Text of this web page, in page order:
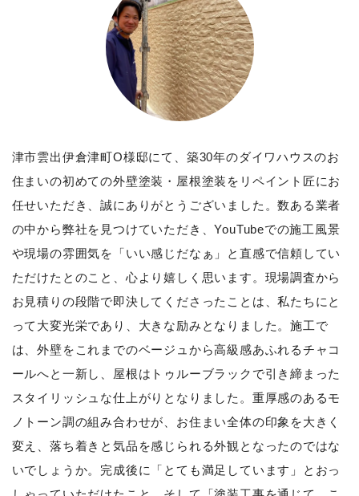
津市雲出伊倉津町O様邸にて、築30年のダイワハウスのお
住まいの初めての外壁塗装・屋根塗装をリペイント匠にお
任せいただき、誠にありがとうございました。数ある業者
の中から弊社を見つけていただき、YouTubeでの施工風景
や現場の雰囲気を「いい感じだなぁ」と直感で信頼してい
ただけたとのこと、心より嬉しく思います。現場調査から
お見積りの段階で即決してくださったことは、私たちにと
って大変光栄であり、大きな励みとなりました。施工で
は、外壁をこれまでのベージュから高級感あふれるチャコ
ールへと一新し、屋根はトゥルーブラックで引き締まった
スタイリッシュな仕上がりとなりました。重厚感のあるモ
ノトーン調の組み合わせが、お住まい全体の印象を大きく
変え、落ち着きと気品を感じられる外観となったのではな
いでしょうか。完成後に「とても満足しています」とおっ